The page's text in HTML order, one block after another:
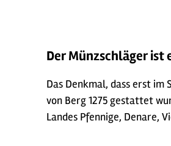
Der Münzschläger ist
Das Denkmal, dass erst
von Berg 1275 gestattet
Landes Pfennige, Denare,